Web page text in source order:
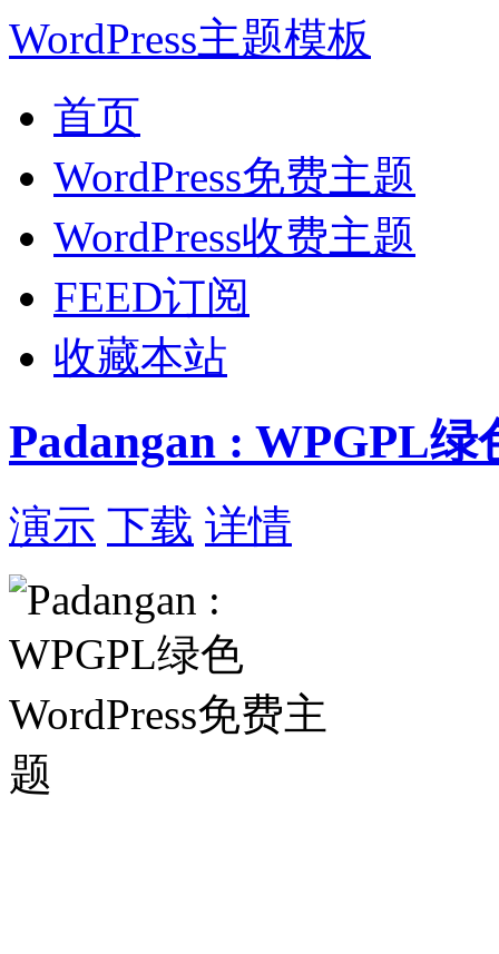
WordPress主题模板
首页
WordPress免费主题
WordPress收费主题
FEED订阅
收藏本站
Padangan : WPGPL绿
演示 下载 详情